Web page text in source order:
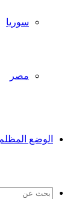
سوريا
مصر
الوضع المظلم